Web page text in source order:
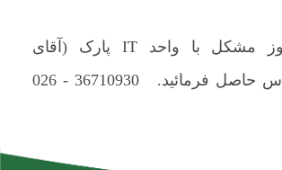
در صورت بروز مشکل با واحد IT پارک (آقای
دولت‌آبادی) تماس حاصل فرمائید. 36710930 - 026